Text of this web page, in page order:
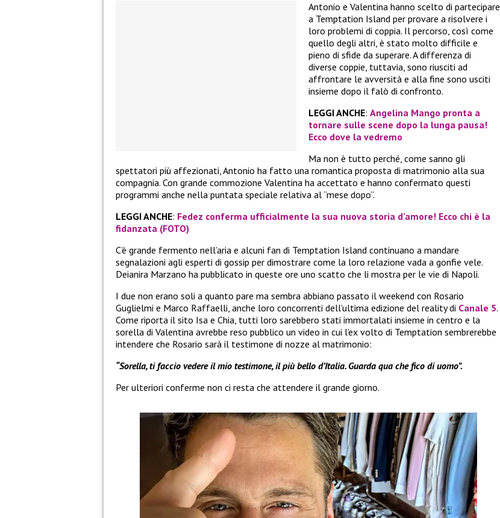
Antonio e Valentina hanno scelto di partecipare
a Temptation Island per provare a risolvere i
loro problemi di coppia. Il percorso, così come
quello degli altri, è stato molto difficile e
pieno di sfide da superare. A differenza di
diverse coppie, tuttavia, sono riusciti ad
affrontare le avversità e alla fine sono usciti
insieme dopo il falò di confronto.
LEGGI ANCHE: Angelina Mango pronta a
tornare sulle scene dopo la lunga pausa!
Ecco dove la vedremo
Ma non è tutto perché, come sanno gli
spettatori più affezionati, Antonio ha fatto una romantica proposta di matrimonio alla sua
compagnia. Con grande commozione Valentina ha accettato e hanno confermato questi
programmi anche nella puntata speciale relativa al “mese dopo”.
LEGGI ANCHE: Fedez conferma ufficialmente la sua nuova storia d’amore! Ecco chi è la
fidanzata (FOTO)
C’è grande fermento nell’aria e alcuni fan di Temptation Island continuano a mandare
segnalazioni agli esperti di gossip per dimostrare come la loro relazione vada a gonfie vele.
Deianira Marzano ha pubblicato in queste ore uno scatto che li mostra per le vie di Napoli.
I due non erano soli a quanto pare ma sembra abbiano passato il weekend con Rosario
Guglielmi e Marco Raffaelli, anche loro concorrenti dell’ultima edizione del reality di Canale 5.
Come riporta il sito Isa e Chia, tutti loro sarebbero stati immortalati insieme in centro e la
sorella di Valentina avrebbe reso pubblico un video in cui l’ex volto di Temptation sembrerebbe
intendere che Rosario sarà il testimone di nozze al matrimonio:
“Sorella, ti faccio vedere il mio testimone, il più bello d’Italia. Guarda qua che fico di uomo”.
Per ulteriori conferme non ci resta che attendere il grande giorno.